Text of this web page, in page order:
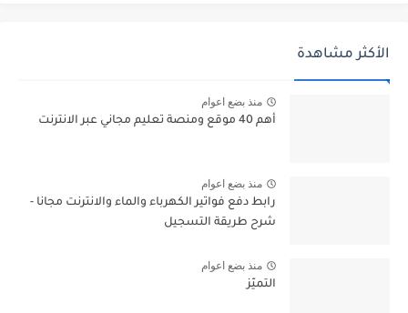
الأكثر مشاهدة
منذ بضع اعوام
أهم 40 موقع ومنصة تعليم مجاني عبر الانترنت
منذ بضع اعوام
رابط دفع فواتير الكهرباء والماء والانترنت مجانا -
شرح طريقة التسجيل
منذ بضع اعوام
التميّز